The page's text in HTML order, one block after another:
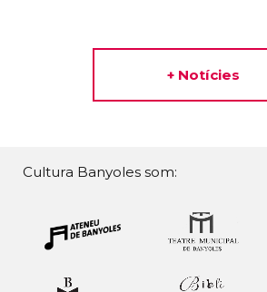
+ Notícies
Cultura Banyoles som: